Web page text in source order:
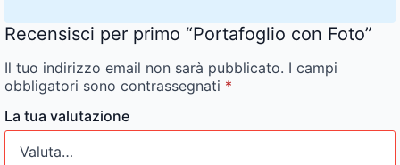
Recensisci per primo “Portafoglio con Foto”
Il tuo indirizzo email non sarà pubblicato. I campi
obbligatori sono contrassegnati *
La tua valutazione